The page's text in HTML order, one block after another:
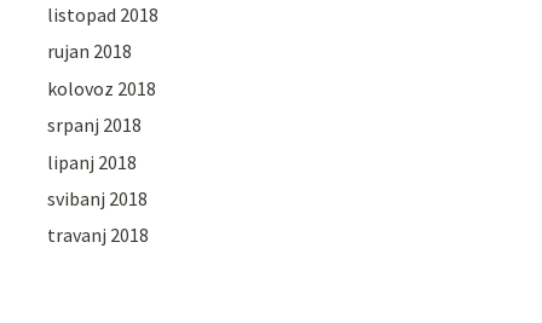
listopad 2018
rujan 2018
kolovoz 2018
srpanj 2018
lipanj 2018
svibanj 2018
travanj 2018